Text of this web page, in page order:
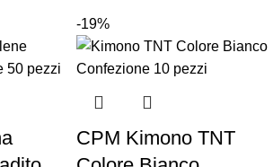
-19%
CPM Kimono TNT